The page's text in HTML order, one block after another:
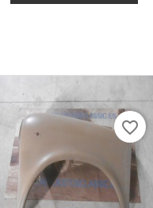
favorite_border